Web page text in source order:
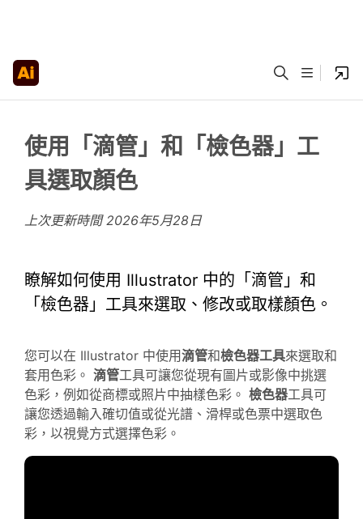
使用「滴管」和「檢色器」工
具選取顏色
上次更新時間2026年5月28日
瞭解如何使用 Illustrator 中的「滴管」和
「檢色器」工具來選取、修改或取樣顏色。
您可以在 Illustrator 中使用滴管和檢色器工具來選取和
套用色彩。 滴管工具可讓您從現有圖片或影像中挑選
色彩，例如從商標或照片中抽樣色彩。 檢色器工具可
讓您透過輸入確切值或從光譜、滑桿或色票中選取色
彩，以視覺方式選擇色彩。